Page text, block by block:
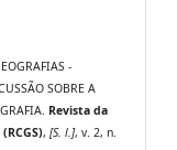
-
SOBRE A
Revista da
,[S. l.], v. 2, n.